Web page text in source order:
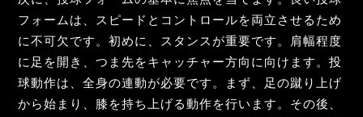
フォームは、スピードとコントロールを両立させるため
に不可欠です。初めに、スタンスが重要です。肩幅程度
に足を開き、つま先をキャッチャー方向に向けます。投
球動作は、全身の連動が必要です。まず、足の蹴り上げ
から始まり、膝を持ち上げる動作を行います。その後、